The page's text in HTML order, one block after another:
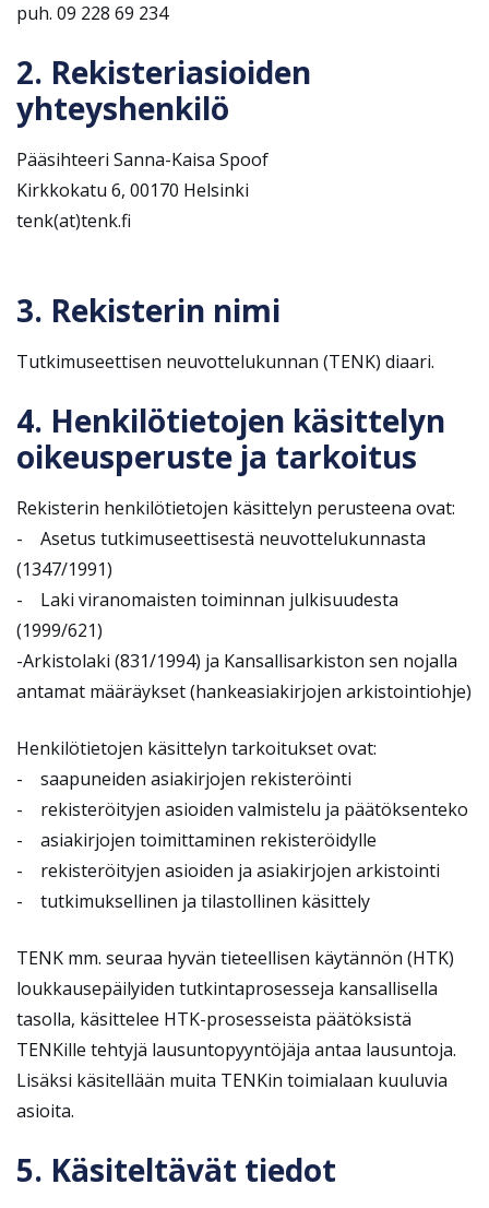
puh. 09 228 69 234
2. Rekisteriasioiden
yhteyshenkilö
Pääsihteeri Sanna-Kaisa Spoof
Kirkkokatu 6, 00170 Helsinki
tenk(at)tenk.fi
3. Rekisterin nimi
Tutkimuseettisen neuvottelukunnan (TENK) diaari.
4. Henkilötietojen käsittelyn
oikeusperuste ja tarkoitus
Rekisterin henkilötietojen käsittelyn perusteena ovat:
- Asetus tutkimuseettisestä neuvottelukunnasta
(1347/1991)
- Laki viranomaisten toiminnan julkisuudesta
(1999/621)
-Arkistolaki (831/1994) ja Kansallisarkiston sen nojalla
antamat määräykset (hankeasiakirjojen arkistointiohje)
Henkilötietojen käsittelyn tarkoitukset ovat:
- saapuneiden asiakirjojen rekisteröinti
- rekisteröityjen asioiden valmistelu ja päätöksenteko
- asiakirjojen toimittaminen rekisteröidylle
- rekisteröityjen asioiden ja asiakirjojen arkistointi
- tutkimuksellinen ja tilastollinen käsittely
TENK mm. seuraa hyvän tieteellisen käytännön (HTK)
loukkausepäilyiden tutkintaprosesseja kansallisella
tasolla, käsittelee HTK-prosesseista päätöksistä
TENKille tehtyjä lausuntopyyntöjäja antaa lausuntoja.
Lisäksi käsitellään muita TENKin toimialaan kuuluvia
asioita.
5. Käsiteltävät tiedot